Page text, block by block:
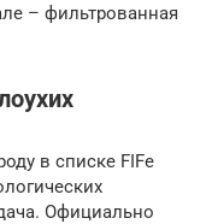
– фильтрованная
в списке FIFe
Официально